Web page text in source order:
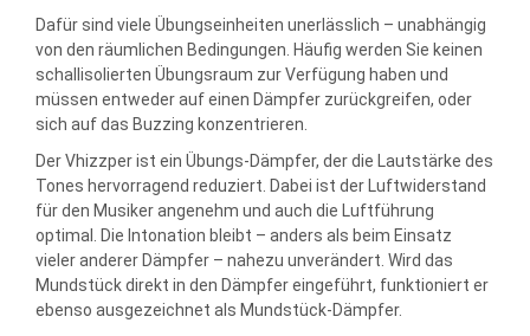
Dafür sind viele Übungseinheiten unerlässlich – unabhängig
von den räumlichen Bedingungen. Häufig werden Sie keinen
schallisolierten Übungsraum zur Verfügung haben und
müssen entweder auf einen Dämpfer zurückgreifen, oder
sich auf das Buzzing konzentrieren.
Der Vhizzper ist ein Übungs-Dämpfer, der die Lautstärke des
Tones hervorragend reduziert. Dabei ist der Luftwiderstand
für den Musiker angenehm und auch die Luftführung
optimal. Die Intonation bleibt – anders als beim Einsatz
vieler anderer Dämpfer – nahezu unverändert. Wird das
Mundstück direkt in den Dämpfer eingeführt, funktioniert er
ebenso ausgezeichnet als Mundstück-Dämpfer.